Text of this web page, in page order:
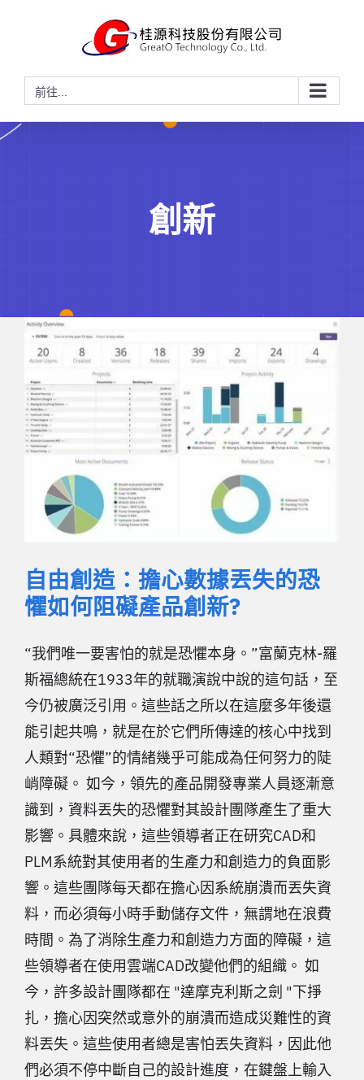
前往...
創新
自由創造：擔心數據丟失的恐
懼如何阻礙產品創新?
“我們唯一要害怕的就是恐懼本身。”富蘭克林-羅
斯福總統在1933年的就職演說中說的這句話，至
今仍被廣泛引用。這些話之所以在這麼多年後還
能引起共鳴，就是在於它們所傳達的核心中找到
人類對“恐懼”的情緒幾乎可能成為任何努力的陡
峭障礙。 如今，領先的產品開發專業人員逐漸意
識到，資料丟失的恐懼對其設計團隊產生了重大
影響。具體來說，這些領導者正在研究CAD和
PLM系統對其使用者的生產力和創造力的負面影
響。這些團隊每天都在擔心因系統崩潰而丟失資
料，而必須每小時手動儲存文件，無謂地在浪費
時間。為了消除生產力和創造力方面的障礙，這
些領導者在使用雲端CAD改變他們的組織。 如
今，許多設計團隊都在 "達摩克利斯之劍 "下掙
扎，擔心因突然或意外的崩潰而造成災難性的資
料丟失。這些使用者總是害怕丟失資料，因此他
們必須不停中斷自己的設計進度，在鍵盤上輸入